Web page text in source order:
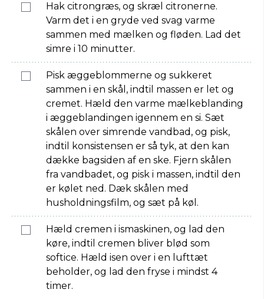
Hak citrongræs, og skræl citronerne.
Varm det i en gryde ved svag varme
sammen med mælken og fløden. Lad det
simre i 10 minutter.
Pisk æggeblommerne og sukkeret
sammen i en skål, indtil massen er let og
cremet. Hæld den varme mælkeblanding
i æggeblandingen igennem en si. Sæt
skålen over simrende vandbad, og pisk,
indtil konsistensen er så tyk, at den kan
dække bagsiden af en ske. Fjern skålen
fra vandbadet, og pisk i massen, indtil den
er kølet ned. Dæk skålen med
husholdningsfilm, og sæt på køl.
Hæld cremen i ismaskinen, og lad den
køre, indtil cremen bliver blød som
softice. Hæld isen over i en lufttæt
beholder, og lad den fryse i mindst 4
timer.